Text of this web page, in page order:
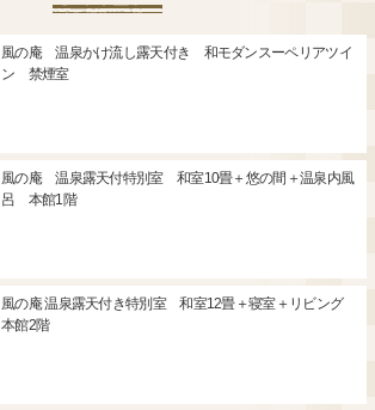
風の庵 温泉かけ流し露天付き 和モダンスーペリアツイ
ン 禁煙室
風の庵 温泉露天付特別室 和室10畳＋悠の間＋温泉内風
呂 本館1階
風の庵 温泉露天付き特別室 和室12畳＋寝室＋リビング
本館2階